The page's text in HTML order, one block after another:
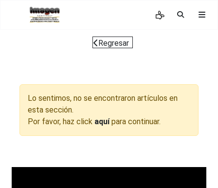
Regresar
Lo sentimos, no se encontraron artículos en
esta sección.
Por favor, haz click aquípara continuar.